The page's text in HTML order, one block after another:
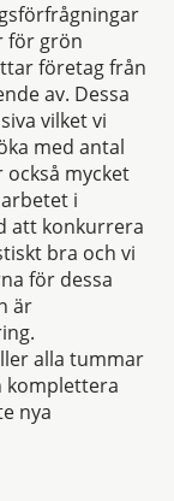
för grön
företag från
av. Dessa
vilket vi
med antal
mycket
i
att konkurrera
bra och vi
för dessa
är
alla tummar
komplettera
nya